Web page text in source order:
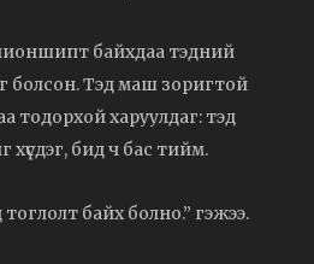
байхдаа тэдний
болсон. Тэд маш зоригтой
тодорхой харуулдаг: тэд
бид ч бас тийм.
тоглолт байх болно.” гэжээ.